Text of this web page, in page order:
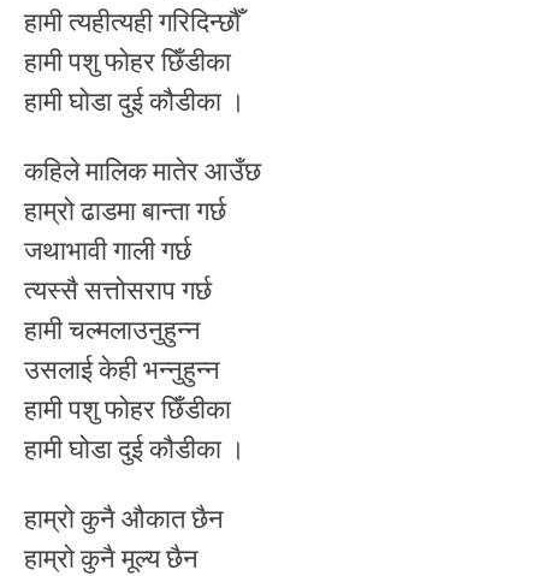
हामी त्यहीत्यही गरिदिन्छौँ
हामी पशु फोहर छिँडीका
हामी घोडा दुई कौडीका ।
कहिले मालिक मातेर आउँछ
हाम्रो ढाडमा बान्ता गर्छ
जथाभावी गाली गर्छ
त्यस्सै सत्तोसराप गर्छ
हामी चल्मलाउनुहुन्न
उसलाई केही भन्नुहुन्न
हामी पशु फोहर छिँडीका
हामी घोडा दुई कौडीका ।
हाम्रो कुनै औकात छैन
हाम्रो कुनै मूल्य छैन